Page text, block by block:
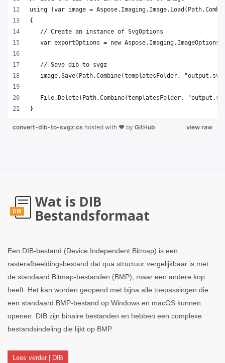
}
view raw
convert-dib-to-svgz.cs hosted with ❤ by GitHub
DIB
Wat is DIB
Bestandsformaat
Een DIB-bestand (Device Independent Bitmap) is een
rasterafbeeldingsbestand dat qua structuur vergelijkbaar is met
de standaard Bitmap-bestanden (BMP), maar een andere kop
heeft. Het kan worden geopend met bijna alle toepassingen die
een standaard BMP-bestand op Windows en macOS kunnen
openen. DIB zijn binaire bestanden en hebben een complexe
bestandsindeling die lijkt op BMP.
Lees verder | DIB